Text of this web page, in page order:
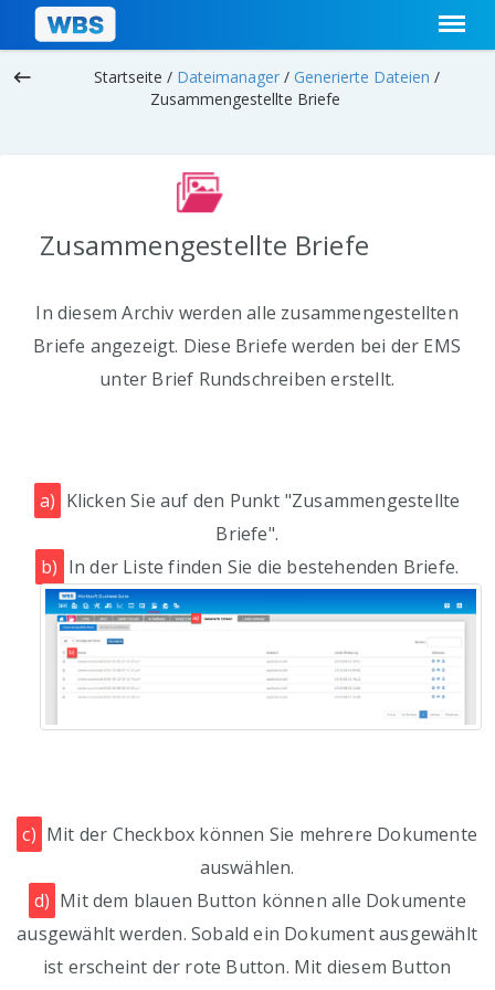
keyboard_backspace Startseite / Dateimanager / Generierte Dateien /
Zusammengestellte Briefe
Zusammengestellte Briefe
In diesem Archiv werden alle zusammengestellten
Briefe angezeigt. Diese Briefe werden bei der EMS
unter Brief Rundschreiben erstellt.
a) Klicken Sie auf den Punkt "Zusammengestellte
Briefe".
b) In der Liste finden Sie die bestehenden Briefe.
c) Mit der Checkbox können Sie mehrere Dokumente
auswählen.
d) Mit dem blauen Button können alle Dokumente
ausgewählt werden. Sobald ein Dokument ausgewählt
ist erscheint der rote Button. Mit diesem Button